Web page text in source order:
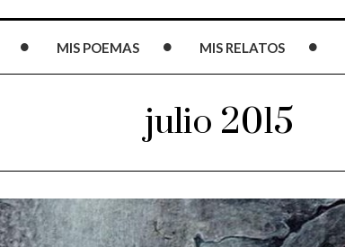
MIS POEMAS MIS RELATOS
julio 2015